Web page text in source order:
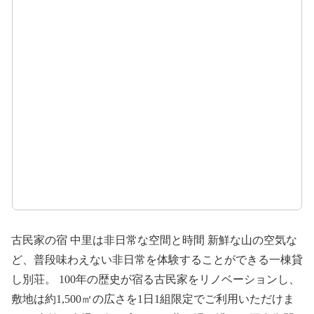
古民家の宿 中里は非日常な空間と時間 新鮮な山の空気な
ど、普段味わえない非日常を体験することができる一棟貸
し別荘。 100年の歴史が宿る古民家をリノベーションし、
敷地は約1,500㎡の広さを1日1組限定でご利用いただけま